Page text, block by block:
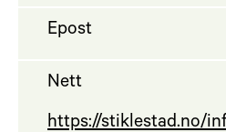
Epost
Nett
https://stiklestad.no/